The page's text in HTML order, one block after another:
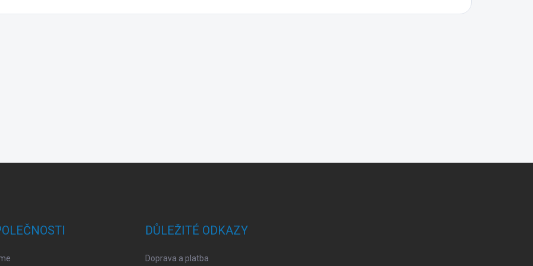
DŮLEŽITÉ ODKAZY
Doprava a platba